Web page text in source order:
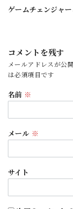
ゲームチェンジャ
コメントを残す
メールアドレスが公
は必須項目です
名前 ※
メール ※
サイト